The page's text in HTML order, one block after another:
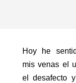
Hoy he
mis venas el
el desafecto